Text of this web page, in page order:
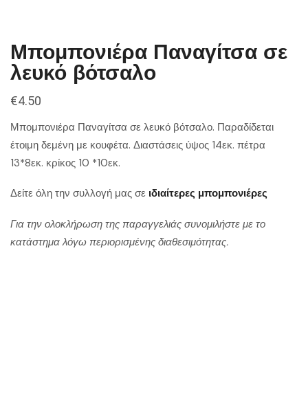
Μπομπονιέρα Παναγίτσα σε
λευκό βότσαλο
€4.50
Μπομπονιέρα Παναγίτσα σε λευκό βότσαλο. Παραδίδεται
έτοιμη δεμένη με κουφέτα. Διαστάσεις ύψος 14εκ. πέτρα
13*8εκ. κρίκος 10 *10εκ.
Δείτε όλη την συλλογή μας σε ιδιαίτερες μπομπονιέρες
Για την ολοκλήρωση της παραγγελιάς συνομιλήστε με το
κατάστημα λόγω περιορισμένης διαθεσιμότητας.